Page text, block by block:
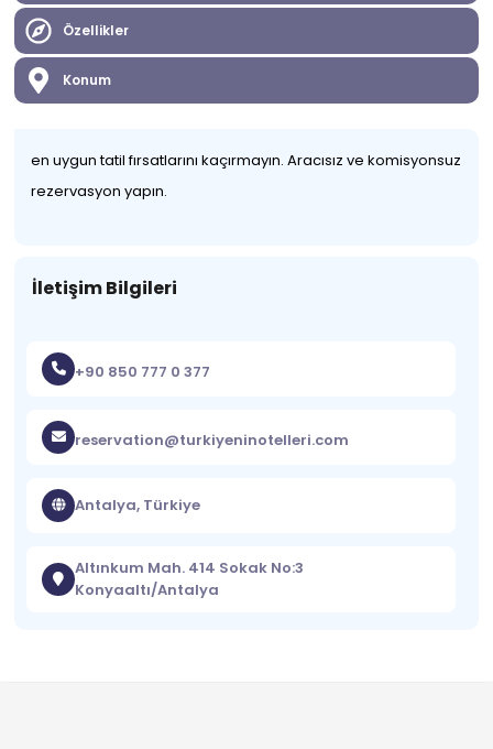
Özellikler
Konum
en uygun tatil fırsatlarını kaçırmayın. Aracısız ve komisyonsuz
rezervasyon yapın.
İletişim Bilgileri
+90 850 777 0 377
reservation@turkiyeninotelleri.com
Antalya, Türkiye
Altınkum Mah. 414 Sokak No:3
Konyaaltı/Antalya